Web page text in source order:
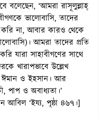
বলেছেন, ‘আমরা রাসূলুল্লাহ্
ভালোবাসি, তাদের
করি না, আবার কারও থেকে
আমরা তাদের প্রতি
যারা সাহাবীগণের সাথে
খারাপভাবে উল্লেখ
ঈমান ও ইহসান। আর
পাপ ও অবাধ্যতা।’
আবিল ‘ইয্য, পৃষ্ঠা ৪৬৭।]